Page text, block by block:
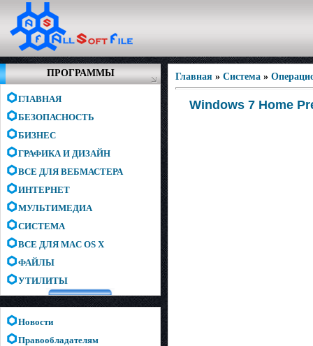
ПРОГРАММЫ
ГЛАВНАЯ
БЕЗОПАСНОСТЬ
БИЗНЕС
ГРАФИКА И ДИЗАЙН
ВСЕ ДЛЯ ВЕБМАСТЕРА
ИНТЕРНЕТ
МУЛЬТИМЕДИА
СИСТЕМА
ВСЕ ДЛЯ MAC OS X
ФАЙЛЫ
УТИЛИТЫ
Новости
Правообладателям
Главная » Система »
Windows 7 Home